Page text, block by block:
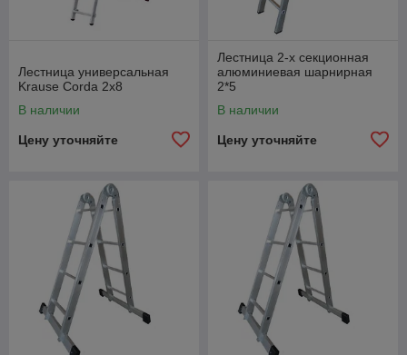
Лестница универсальная
Krause Corda 2х8
В наличии
Цену уточняйте
Лестница 2-х секционная
алюминиевая шарнирная
2*5
В наличии
Цену уточняйте